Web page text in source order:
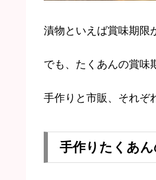
漬物といえば賞味期限
でも、たくあんの賞味
手作りと市販、それぞ
手作りたくあ